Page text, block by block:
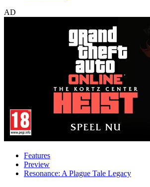
AD
Features
Preview
Resonance: A Plague Tale Legacy